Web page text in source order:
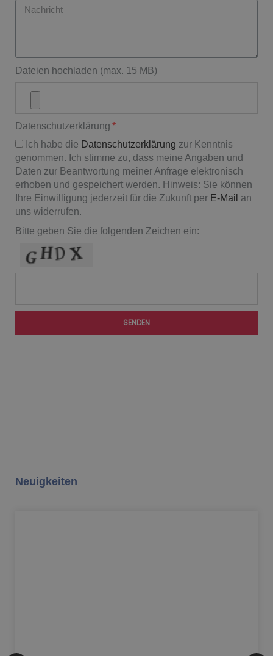
Dateien hochladen (max. 15 MB)
Datenschutzerklärung
Ich habe die Datenschutzerklärung zur Kenntnis
genommen. Ich stimme zu, dass meine Angaben und
Daten zur Beantwortung meiner Anfrage elektronisch
erhoben und gespeichert werden. Hinweis: Sie können
Ihre Einwilligung jederzeit für die Zukunft per E-Mail an
uns widerrufen.
Bitte geben Sie die folgenden Zeichen ein:
SENDEN
Neuigkeiten